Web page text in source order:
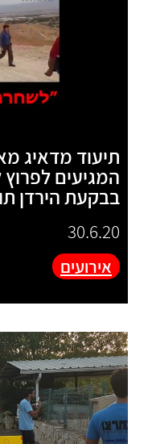
תיעוד מדאיג
המגיעים לפרוץ
בבקעת הירדן
30.6.20
אירועים